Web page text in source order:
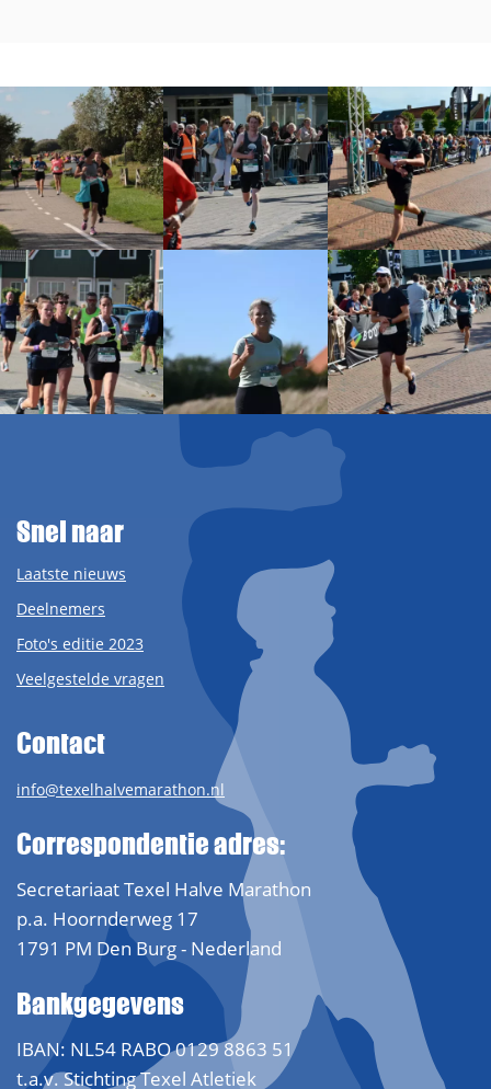
Snel naar
Laatste nieuws
Deelnemers
Foto's editie 2023
Veelgestelde vragen
Contact
info@texelhalvemarathon.nl
Correspondentie adres:
Secretariaat Texel Halve Marathon
p.a. Hoornderweg 17
1791 PM Den Burg - Nederland
Bankgegevens
IBAN: NL54 RABO 0129 8863 51
t.a.v. Stichting Texel Atletiek